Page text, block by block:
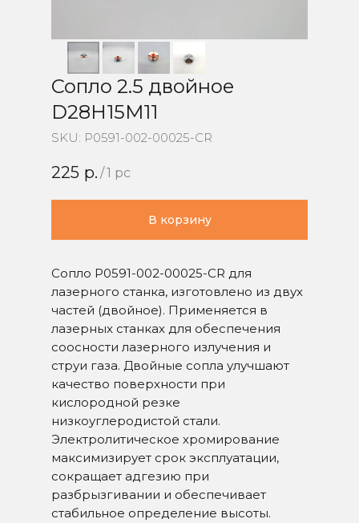
Сопло 2.5 двойное
D28H15M11
SKU: P0591-002-00025-CR
225 р. /1 pc
В корзину
Сопло P0591-002-00025-CR для
лазерного станка, изготовлено из двух
частей (двойное). Применяется в
лазерных станках для обеспечения
соосности лазерного излучения и
струи газа. Двойные сопла улучшают
качество поверхности при
кислородной резке
низкоуглеродистой стали.
Электролитическое хромирование
максимизирует срок эксплуатации,
сокращает адгезию при
разбрызгивании и обеспечивает
стабильное определение высоты.